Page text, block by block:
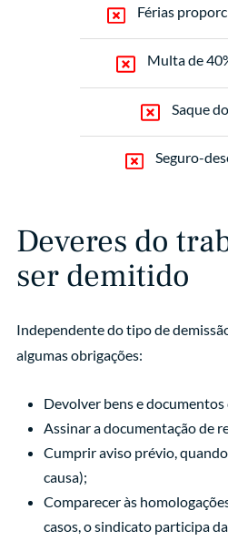
Férias
Multa de
Saque
Seguro-
Deveres do
ser demitido
Independente do tipo de
algumas obrigações:
Devolver bens e documentos
Assinar a documentação de
Cumprir aviso prévio,
causa);
Comparecer às
casos, o sindicato participa